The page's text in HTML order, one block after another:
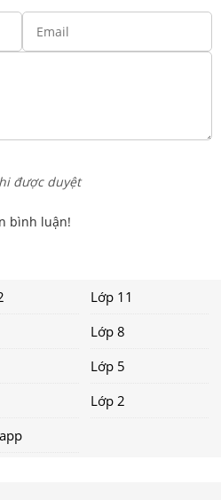
được duyệt
bình luận!
Lớp 11
Lớp 8
Lớp 5
Lớp 2